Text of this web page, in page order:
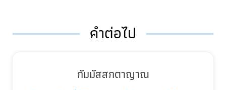
คำต่อไป
กัมมัสสกตาญาณ